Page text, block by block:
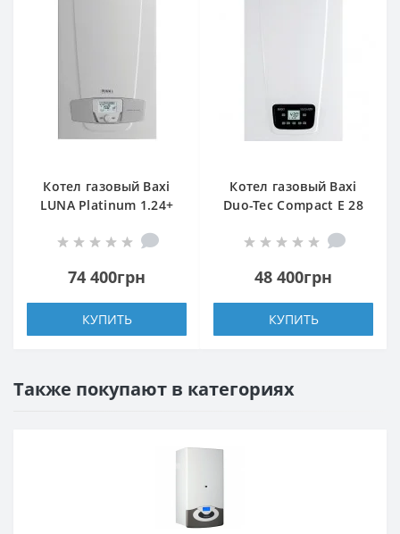
Котел газовый Baxi
LUNA Platinum 1.24+
74 400грн
КУПИТЬ
Котел газовый Baxi
Duo-Tec Compact E 28
48 400грн
КУПИТЬ
Также покупают в категориях